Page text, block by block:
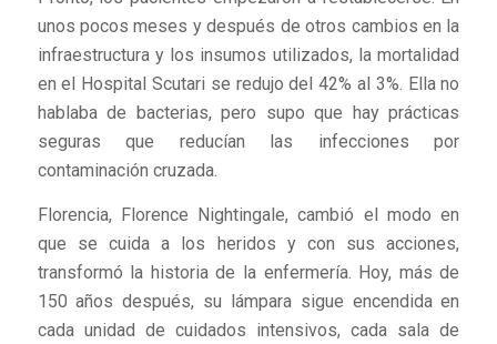
unos pocos meses y después de otros cambios en la
infraestructura y los insumos utilizados, la mortalidad
en el Hospital Scutari se redujo del 42% al 3%. Ella no
hablaba de bacterias, pero supo que hay prácticas
seguras que reducían las infecciones por
contaminación cruzada.
Florencia, Florence Nightingale, cambió el modo en
que se cuida a los heridos y con sus acciones,
transformó la historia de la enfermería. Hoy, más de
150 años después, su lámpara sigue encendida en
cada unidad de cuidados intensivos, cada sala de